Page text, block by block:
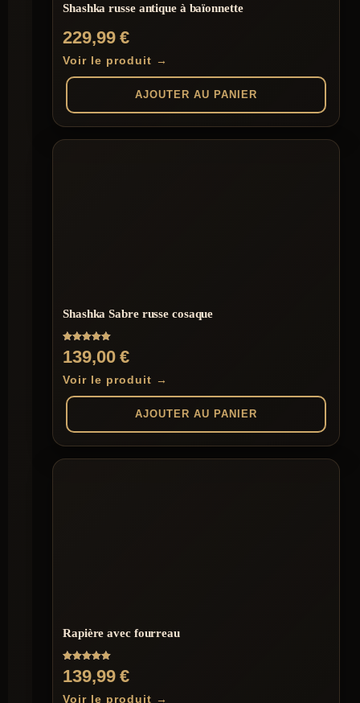
Shashka russe antique à baïonnette
229,99€
Voir le produit →
AJOUTER AU PANIER
Shashka Sabre russe cosaque
Note
5.00
139,00€
Voir le produit →
AJOUTER AU PANIER
Rapière avec fourreau
Note
5.00
139,99€
Voir le produit →